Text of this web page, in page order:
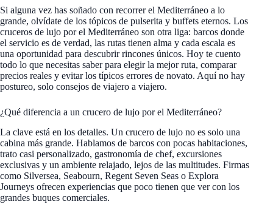
Si alguna vez has soñado con recorrer el Mediterráneo a lo
grande, olvídate de los tópicos de pulserita y buffets eternos. Los
cruceros de lujo por el Mediterráneo son otra liga: barcos donde
el servicio es de verdad, las rutas tienen alma y cada escala es
una oportunidad para descubrir rincones únicos. Hoy te cuento
todo lo que necesitas saber para elegir la mejor ruta, comparar
precios reales y evitar los típicos errores de novato. Aquí no hay
postureo, solo consejos de viajero a viajero.
¿Qué diferencia a un crucero de lujo por el Mediterráneo?
La clave está en los detalles. Un crucero de lujo no es solo una
cabina más grande. Hablamos de barcos con pocas habitaciones,
trato casi personalizado, gastronomía de chef, excursiones
exclusivas y un ambiente relajado, lejos de las multitudes. Firmas
como Silversea, Seabourn, Regent Seven Seas o Explora
Journeys ofrecen experiencias que poco tienen que ver con los
grandes buques comerciales.